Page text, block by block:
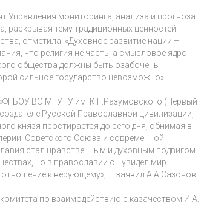
Управления мониторинга, анализа и прогноза
раскрывая тему традиционных ценностей
отметила: «Духовное развитие нации –
что религия не часть, а смысловое ядро
общества должны быть озабочены
сильное государство невозможно».
ВО МГУТУ им. К.Г.Разумовского (Первый
Русской Православной цивилизации,
князя простирается до сего дня, обнимая в
Советского Союза и современной
стал нравственным и духовным подвигом.
но в православии он увидел мир
к верующему», — заявил А.А.Сазонов.
по взаимодействию с казачеством И.А.